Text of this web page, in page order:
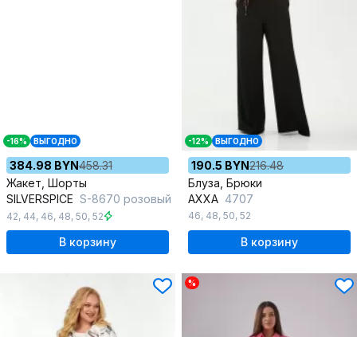
-16% ВЫГОДНО
384.98 BYN458.31
Жакет, Шорты
SILVERSPICE S-8670 розовый
42, 44, 46, 48, 50, 52
В корзину
-12% ВЫГОДНО
190.5 BYN216.48
Блуза, Брюки
AXXA 4707
46, 48, 50, 52
В корзину
%